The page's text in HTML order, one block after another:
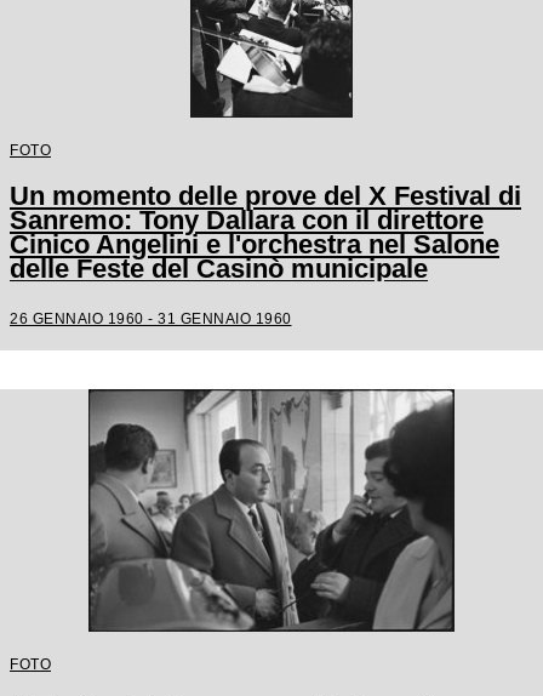
FOTO
Un momento delle prove del X Festival di
Sanremo: Tony Dallara con il direttore
Cinico Angelini e l'orchestra nel Salone
delle Feste del Casinò municipale
26 GENNAIO 1960 - 31 GENNAIO 1960
FOTO